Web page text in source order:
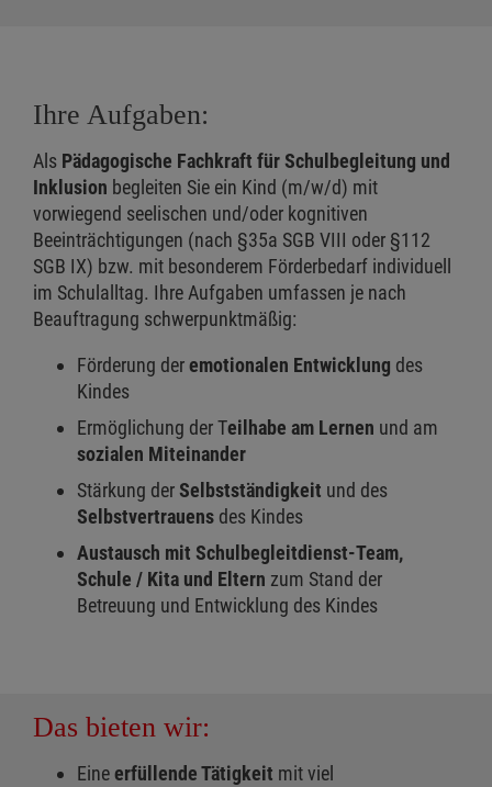
Ihre Aufgaben:
Als Pädagogische Fachkraft für Schulbegleitung und
Inklusion begleiten Sie ein Kind (m/w/d) mit
vorwiegend seelischen und/oder kognitiven
Beeinträchtigungen (nach §35a SGB VIII oder §112
SGB IX) bzw. mit besonderem Förderbedarf individuell
im Schulalltag. Ihre Aufgaben umfassen je nach
Beauftragung schwerpunktmäßig:
Förderung deremotionalen Entwicklung des
Kindes
Ermöglichung der Teilhabe am Lernen und am
sozialen Miteinander
Stärkung derSelbstständigkeit und des
Selbstvertrauens des Kindes
Austausch mit Schulbegleitdienst-Team,
Schule / Kita und Eltern zum Stand der
Betreuung und Entwicklung des Kindes
Das bieten wir:
Eineerfüllende Tätigkeit mit viel